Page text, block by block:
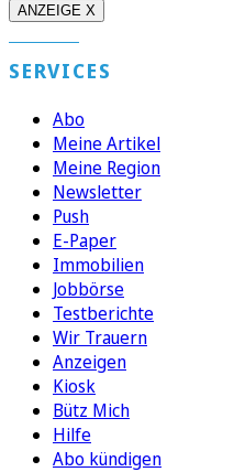
ANZEIGE X
SERVICES
Abo
Meine Artikel
Meine Region
Newsletter
Push
E-Paper
Immobilien
Jobbörse
Testberichte
Wir Trauern
Anzeigen
Kiosk
Bütz Mich
Hilfe
Abo kündigen